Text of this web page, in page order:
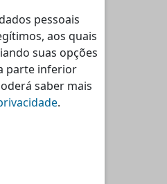
pessoais
aos quais
suas opções
parte inferior
saber mais
.
321 Torres Vedras
Sáb - Dom - Feriados:
Encerrado